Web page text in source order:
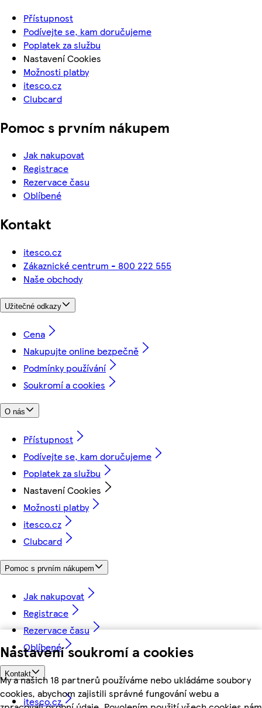
Nastavení soukromí a cookies
My a našich 18 partnerů používáme nebo ukládáme soubory
cookies, abychom zajistili správné fungování webu a
Přístupnost
Podívejte se, kam doručujeme
Poplatek za službu
Nastavení Cookies
Možnosti platby
itesco.cz
Clubcard
Pomoc s prvním nákupem
Jak nakupovat
Registrace
Rezervace času
Oblíbené
Kontakt
itesco.cz
Zákaznické centrum - 800 222 555
Naše obchody
Užitečné odkazy
Cena
Nakupujte online bezpečně
Podmínky používání
Soukromí a cookies
O nás
Přístupnost
Podívejte se, kam doručujeme
Poplatek za službu
Nastavení Cookies
Možnosti platby
itesco.cz
Clubcard
Pomoc s prvním nákupem
Jak nakupovat
Registrace
Rezervace času
Oblíbené
Kontakt
itesco.cz